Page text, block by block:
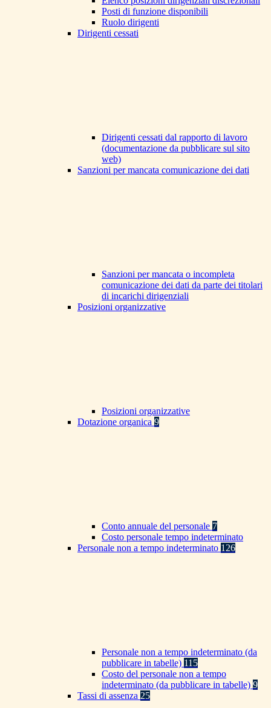
Posti di funzione disponibili
Ruolo dirigenti
Dirigenti cessati
Dirigenti cessati dal rapporto di lavoro
(documentazione da pubblicare sul sito
web)
Sanzioni per mancata comunicazione dei dati
Sanzioni per mancata o incompleta
comunicazione dei dati da parte dei titolari
di incarichi dirigenziali
Posizioni organizzative
Posizioni organizzative
Dotazione organica 9
Conto annuale del personale 7
Costo personale tempo indeterminato
Personale non a tempo indeterminato 126
Personale non a tempo indeterminato (da
pubblicare in tabelle) 115
Costo del personale non a tempo
indeterminato (da pubblicare in tabelle) 9
Tassi di assenza 25